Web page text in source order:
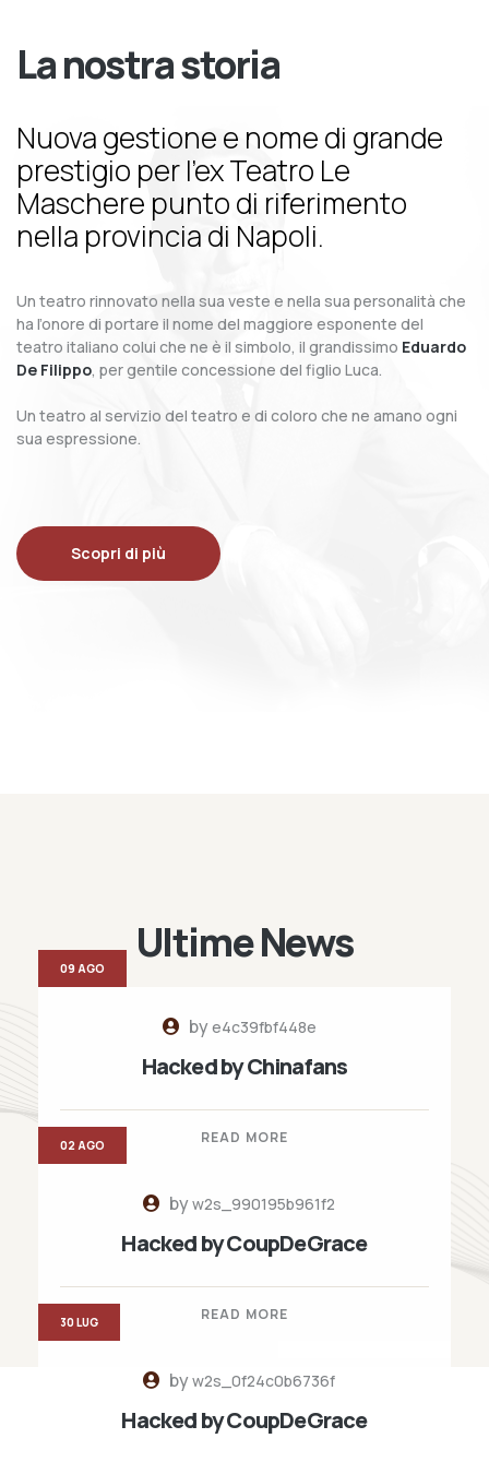
La nostra storia
Nuova gestione e nome di grande
prestigio per l’ex Teatro Le
Maschere punto di riferimento
nella provincia di Napoli.
Un teatro rinnovato nella sua veste e nella sua personalità che
ha l’onore di portare il nome del maggiore esponente del
teatro italiano colui che ne è il simbolo, il grandissimo Eduardo
De Filippo, per gentile concessione del figlio Luca.
Un teatro al servizio del teatro e di coloro che ne amano ogni
sua espressione.
Scopri di più
Ultime News
bye4c39fbf448e
Hacked by Chinafans
READ MORE
09 AGO
byw2s_990195b961f2
Hacked by CoupDeGrace
READ MORE
02 AGO
byw2s_0f24c0b6736f
Hacked by CoupDeGrace
30 LUG